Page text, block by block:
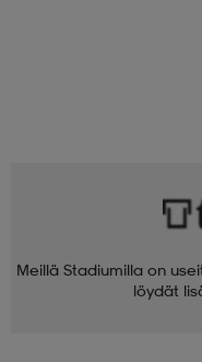
Meillä Stadiumilla on
löydät